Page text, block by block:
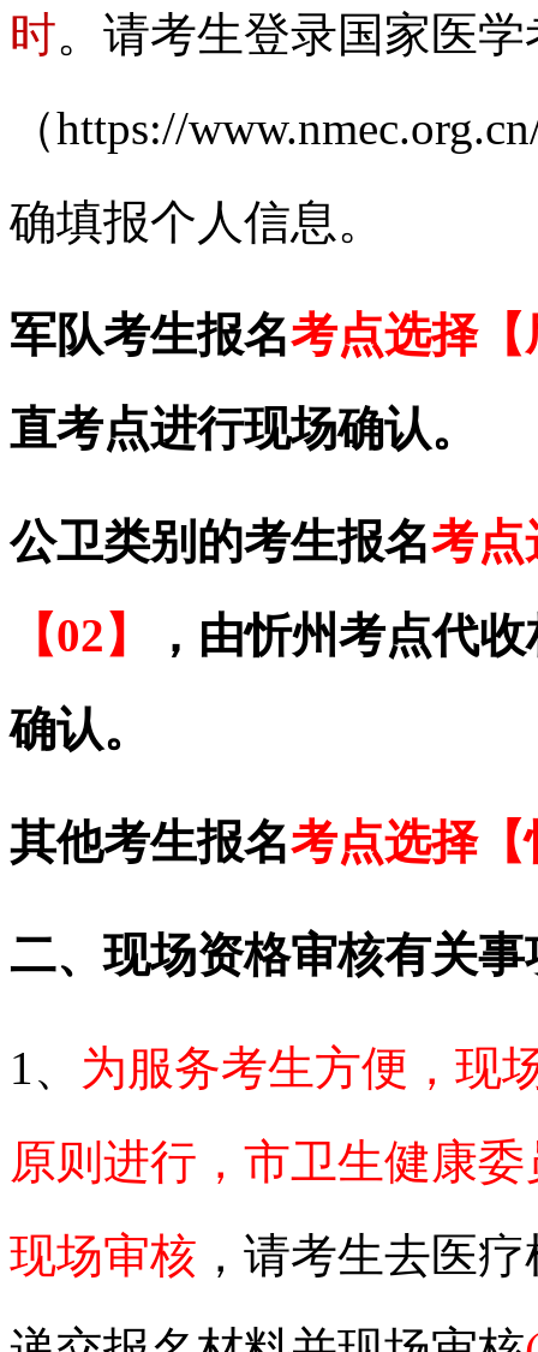
时。请考生登录国家医
（https://
确填报个人信息。
军队考生报名考点选择
直考点进行现场确认。
公卫类别的考生报名考点
【02】
，由忻州考点代
确认。
其他考生报名考点选择
二、现场资格审核有关事
1、 为服务考生方便，现
原则进行，市卫生健康委
现场审核 ，请考生去医